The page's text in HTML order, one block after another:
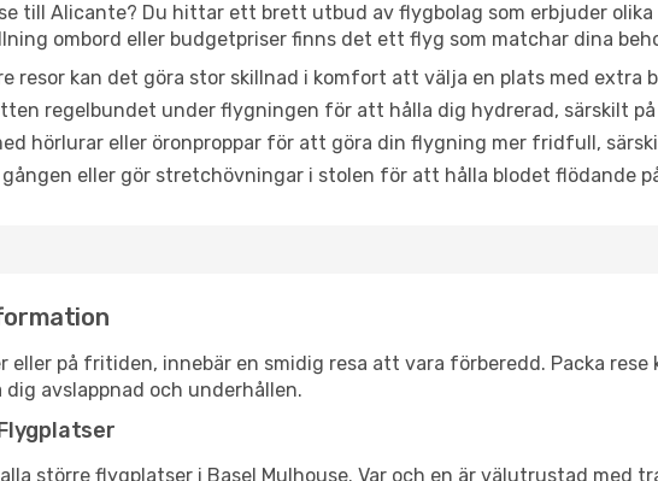
till Alicante? Du hittar ett brett utbud av flygbolag som erbjuder
ombord eller budgetpriser finns det ett flyg som matchar dina
resor kan det göra stor skillnad i komfort att välja en plats med extra
regelbundet under flygningen för att hålla dig hydrerad, särskilt på
hörlurar eller öronproppar för att göra din flygning mer fridfull,
gången eller gör stretchövningar i stolen för att hålla blodet flödande
eller på fritiden, innebär en smidig resa att vara förberedd. Packa rese
avslappnad och underhållen.
större flygplatser i Basel Mulhouse. Var och en är välutrustad med